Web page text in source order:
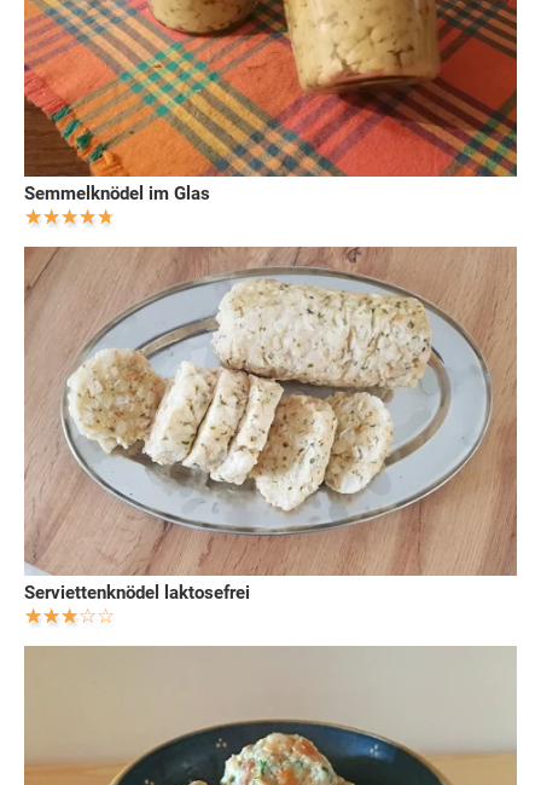
Semmelknödel im Glas
Serviettenknödel laktosefrei